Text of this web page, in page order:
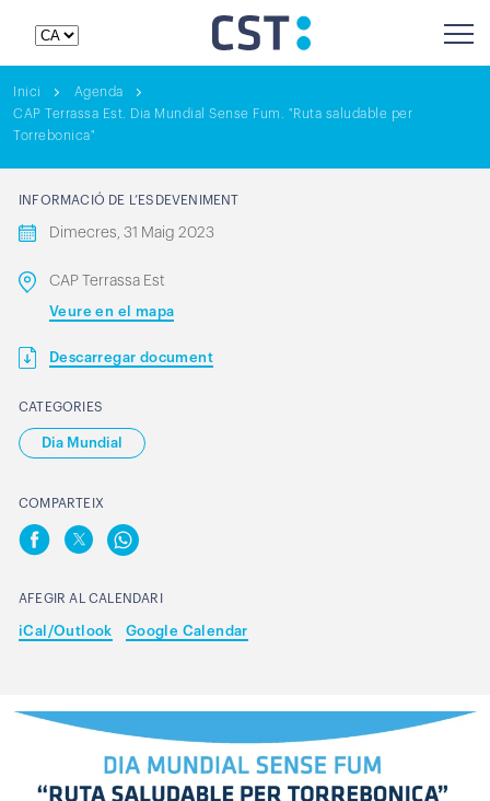
Inici
Agenda
CAP Terrassa Est. Dia Mundial Sense Fum. "Ruta saludable per
Torrebonica"
INFORMACIÓ DE L’ESDEVENIMENT
Dimecres, 31 Maig 2023
CAP Terrassa Est
Veure en el mapa
Descarregar document
CATEGORIES
Dia Mundial
COMPARTEIX
AFEGIR AL CALENDARI
iCal/Outlook Google Calendar